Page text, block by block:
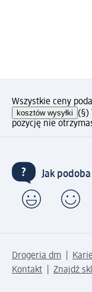
Wszystkie ceny
kosztów wysyłki (§)
pozycję nie
Jak
Drogeria dm
Kontakt
Znajdź